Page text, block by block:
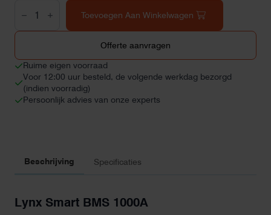
Energy
Smart
M10
aantal
Toevoegen Aan Winkelwagen
Offerte aanvragen
Ruime eigen voorraad
Voor 12:00 uur besteld, de volgende werkdag bezorgd
(indien voorradig)
Persoonlijk advies van onze experts
Beschrijving Specificaties
Lynx Smart BMS 1000A